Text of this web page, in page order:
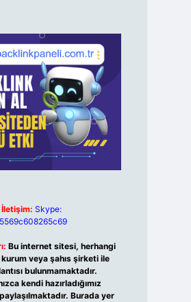
İletişim: Skype:
Bu internet sitesi, herhangi
veya şahıs şirketi ile
bulunmamaktadır.
kendi hazırladığımız
Burada yer